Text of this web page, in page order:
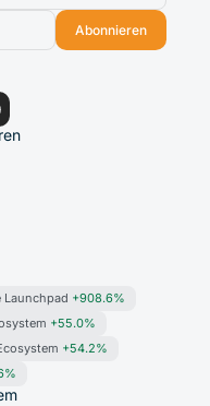
Abonnieren
Launchpad +908.6%
+55.0%
+54.2%